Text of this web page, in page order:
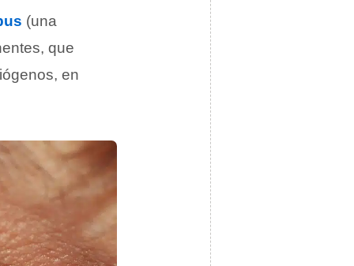
(una
que
en